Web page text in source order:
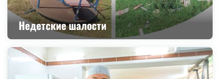
Недетские шалости